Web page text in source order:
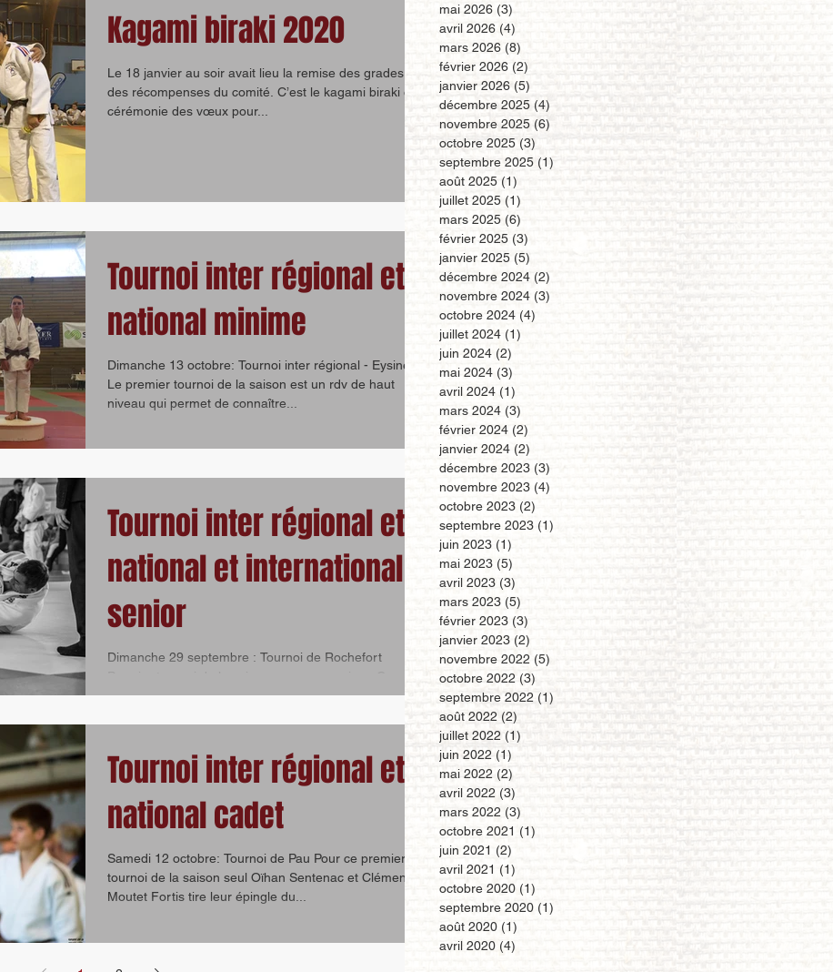
Kagami biraki 2020
Le 18 janvier au soir avait lieu la remise des grades et
des récompenses du comité. C’est le kagami biraki ou
cérémonie des vœux pour...
Tournoi inter régional et
national minime
Dimanche 13 octobre: Tournoi inter régional - Eysines
Le premier tournoi de la saison est un rdv de haut
niveau qui permet de connaître...
Tournoi inter régional et
national et international
senior
Dimanche 29 septembre : Tournoi de Rochefort
tournoi relevé était un bon lancement....
Tournoi inter régional et
national cadet
Samedi 12 octobre: Tournoi de Pau Pour ce premier
tournoi de la saison seul Oïhan Sentenac et Clément
Moutet Fortis tire leur épingle du...
mai 2026 (3)
avril 2026 (4)
mars 2026 (8)
février 2026 (2)
janvier 2026 (5)
décembre 2025 (4)
novembre 2025 (6)
octobre 2025 (3)
septembre 2025 (1)
août 2025 (1)
juillet 2025 (1)
mars 2025 (6)
février 2025 (3)
janvier 2025 (5)
décembre 2024 (2)
novembre 2024 (3)
octobre 2024 (4)
juillet 2024 (1)
juin 2024 (2)
mai 2024 (3)
avril 2024 (1)
mars 2024 (3)
février 2024 (2)
janvier 2024 (2)
décembre 2023 (3)
novembre 2023 (4)
octobre 2023 (2)
septembre 2023 (1)
juin 2023 (1)
mai 2023 (5)
avril 2023 (3)
mars 2023 (5)
février 2023 (3)
janvier 2023 (2)
novembre 2022 (5)
octobre 2022 (3)
septembre 2022 (1)
août 2022 (2)
juillet 2022 (1)
juin 2022 (1)
mai 2022 (2)
avril 2022 (3)
mars 2022 (3)
octobre 2021 (1)
juin 2021 (2)
avril 2021 (1)
octobre 2020 (1)
septembre 2020 (1)
août 2020 (1)
avril 2020 (4)